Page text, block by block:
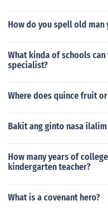
How do you spell old man
What kinda of schools
specialist?
Where does quince fruit
Bakit ang ginto nasa
How many years of
kindergarten teacher?
What is a covenant hero?